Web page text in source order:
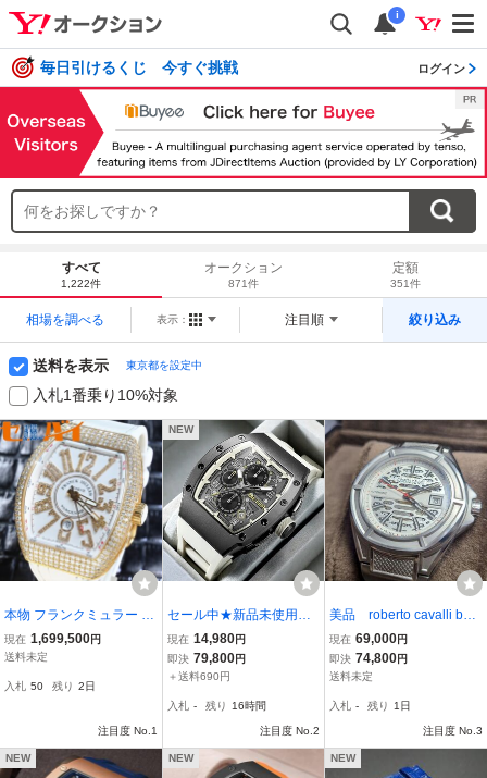
i
毎日引けるくじ 今すぐ挑戦 ログイン
すべて
1,222件
オークション
871件
定額
351件
相場を調べる 表示： 注目順 絞り込み
送料を表示 東京都を設定中
入札1番乗り10%対象
本物 フランクミュラー 定
価1270万円 全面純正フル
ダイヤ&ビザンダイヤ K1
動巻腕時計 メンズウォッ
現在 1,699,500円
送料未定
入札 50 残り 2日
注目度 No.1
NEW
セール中★新品未使用★
海外モデル★MEGlA腕時
計 クロノグラフ 白 ホワ
イト フランクミュラー F
パイアウォッチ 人気
現在 14,980円
即決 79,800円
＋送料690円
入札 - 残り 16時間
注目度 No.2
美品 roberto cavalli by F
RANK MULLER 浦スケル
トン 自動巻き automat
ic
現在 69,000円
即決 74,800円
送料未定
入札 - 残り 1日
注目度 No.3
NEW NEW NEW